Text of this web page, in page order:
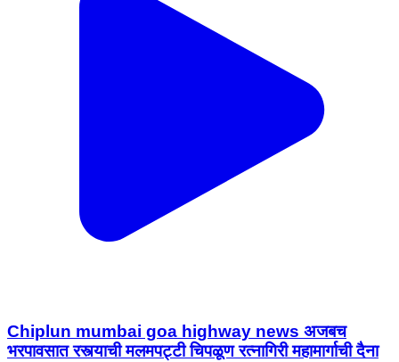
Chiplun mumbai goa highway news अजबच
भरपावसात रस्त्याची मलमपट्टी चिपळूण रत्नागिरी महामार्गाची दैना